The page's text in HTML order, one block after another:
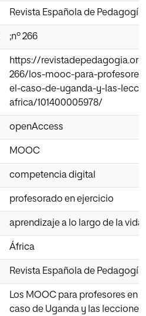
Revista Española de Pedagogía
;nº 266
https://
266/los-mooc-para-
el-caso-de-uganda-y-las-
africa/101400005978/
openAccess
MOOC
competencia digital
profesorado en ejercicio
aprendizaje a lo largo de la vida
África
Revista Española de Pedagogía
Los MOOC para profesores en
caso de Uganda y las lecciones